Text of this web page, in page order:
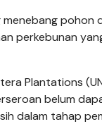
pohon
perkebunan
Plantations
belum
dalam tahap